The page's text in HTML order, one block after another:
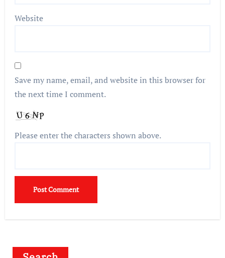
Website
Save my name, email, and website in this browser for
the next time I comment.
Please enter the characters shown above.